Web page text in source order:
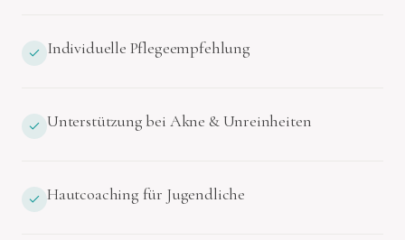
Individuelle Pflegeempfehlung
Unterstützung bei Akne & Unreinheiten
Hautcoaching für Jugendliche